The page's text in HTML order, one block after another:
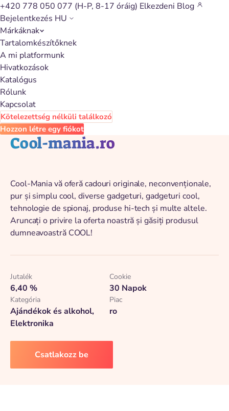
+420 778 050 077 (H-P, 8-17 óráig) Elkezdeni Blog
Bejelentkezés HU
Márkáknak
Tartalomkészítőknek
A mi platformunk
Hivatkozások
Katalógus
Rólunk
Kapcsolat
Kötelezettség nélküli találkozó
Hozzon létre egy fiókot
Vissza a katalógushoz
Cool-mania.ro
Cool-Mania vă oferă cadouri originale, neconvenționale,
pur și simplu cool, diverse gadgeturi, gadgeturi cool,
tehnologie de spionaj, produse hi-tech și multe altele.
Aruncați o privire la oferta noastră și găsiți produsul
dumneavoastră COOL!
Jutalék
6,40 %
Cookie
30 Napok
Kategória
Ajándékok és alkohol,
Elektronika
Piac
ro
Csatlakozz be